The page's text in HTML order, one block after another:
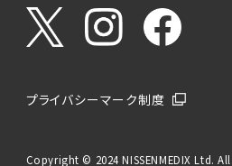
プライバシーマーク制度
Copyright © 2024 NISSENMEDIX Ltd.